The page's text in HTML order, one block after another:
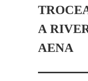
A
AENA